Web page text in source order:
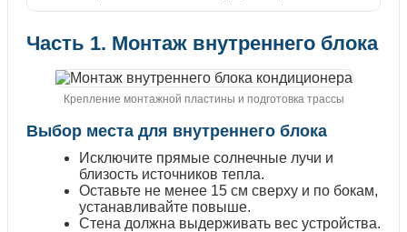
Часть 1. Монтаж внутреннего блока
Крепление монтажной пластины и подготовка трассы
Выбор места для внутреннего блока
Исключите прямые солнечные лучи и
близость источников тепла.
Оставьте не менее 15 см сверху и по бокам,
устанавливайте повыше.
Стена должна выдерживать вес устройства.